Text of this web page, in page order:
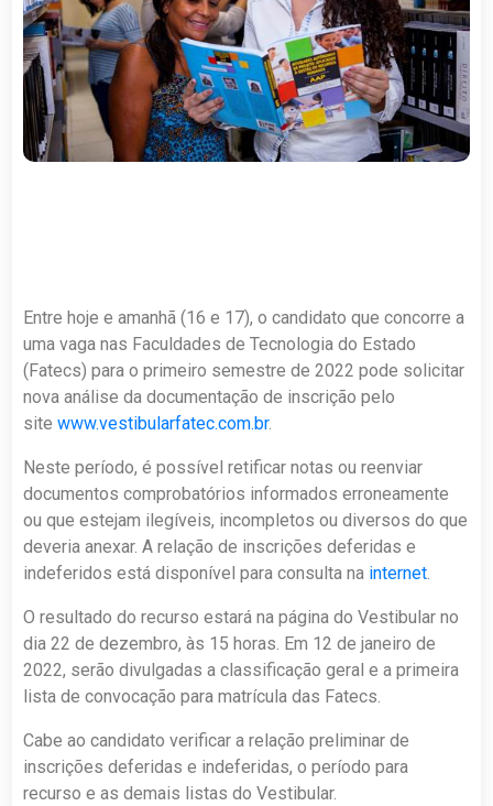
Entre hoje e amanhã (16 e 17), o candidato que concorre a
uma vaga nas Faculdades de Tecnologia do Estado
(Fatecs) para o primeiro semestre de 2022 pode solicitar
nova análise da documentação de inscrição pelo
sitewww.vestibularfatec.com.br.
Neste período, é possível retificar notas ou reenviar
documentos comprobatórios informados erroneamente
ou que estejam ilegíveis, incompletos ou diversos do que
deveria anexar. A relação de inscrições deferidas e
indeferidos está disponível para consulta na internet.
O resultado do recurso estará na página do Vestibular no
dia 22 de dezembro, às 15 horas. Em 12 de janeiro de
2022, serão divulgadas a classificação geral e a primeira
lista de convocação para matrícula das Fatecs.
Cabe ao candidato verificar a relação preliminar de
inscrições deferidas e indeferidas, o período para
recurso e as demais listas do Vestibular.